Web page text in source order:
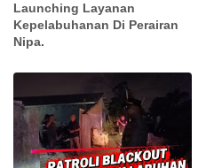
Launching Layanan
Kepelabuhanan Di Perairan
Nipa.